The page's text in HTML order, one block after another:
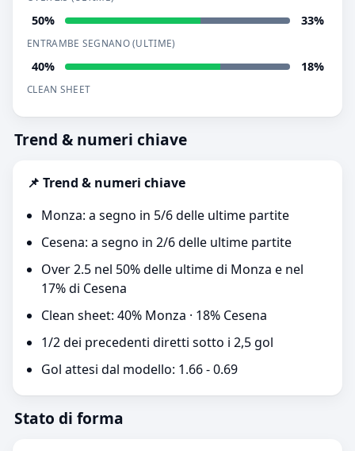
50% 33%
ENTRAMBE SEGNANO (ULTIME)
40% 18%
CLEAN SHEET
Trend & numeri chiave
📌 Trend & numeri chiave
Monza: a segno in 5/6 delle ultime partite
Cesena: a segno in 2/6 delle ultime partite
Over 2.5 nel 50% delle ultime di Monza e nel
17% di Cesena
Clean sheet: 40% Monza · 18% Cesena
1/2 dei precedenti diretti sotto i 2,5 gol
Gol attesi dal modello: 1.66 - 0.69
Stato di forma